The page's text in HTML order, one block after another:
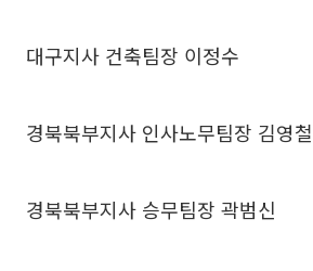
대구지사 건축팀장 이정수
경북북부지사 인사노무팀장 김영철
경북북부지사 승무팀장 곽범신